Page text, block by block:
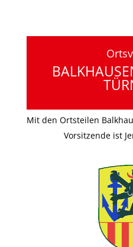
Mit den Ortsteilen
Vorsitzende ist